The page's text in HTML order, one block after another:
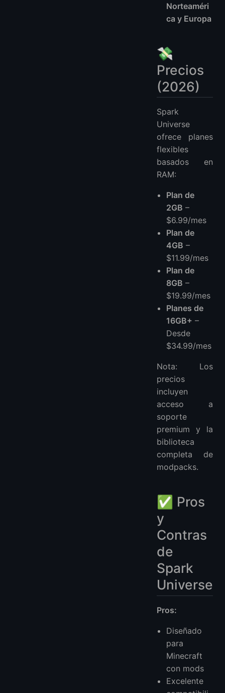
Norteaméri
ca y Europa
💸
Precios
(2026)
Spark
Universe
ofrece planes
flexibles
basados en
RAM:
Plan de
2GB –
$6.99/mes
Plan de
4GB –
$11.99/mes
Plan de
8GB –
$19.99/mes
Planes de
16GB+ –
Desde
$34.99/mes
Nota: Los
precios
incluyen
acceso a
soporte
premium y la
biblioteca
completa de
modpacks.
✅ Pros
y
Contras
de
Spark
Universe
Pros:
Diseñado
para
Minecraft
con mods
Excelente